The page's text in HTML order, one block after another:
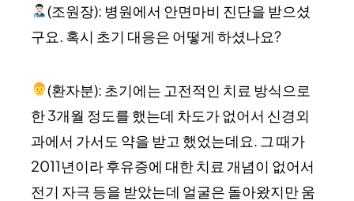
(조원장): 병원에서 안면마비 진단을 받으셨
구요. 혹시 초기 대응은 어떻게 하셨나요?
(환자분): 초기에는 고전적인 치료 방식으로
한 3개월 정도를 했는데 차도가 없어서 신경외
과에서 가서도 약을 받고 했었는데요. 그 때가
2011년이라 후유증에 대한 치료 개념이 없어서
전기 자극 등을 받았는데 얼굴은 돌아왔지만 움